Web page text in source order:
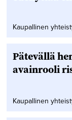
Kaupallinen
Pätevällä
avainrooli
Kaupallinen